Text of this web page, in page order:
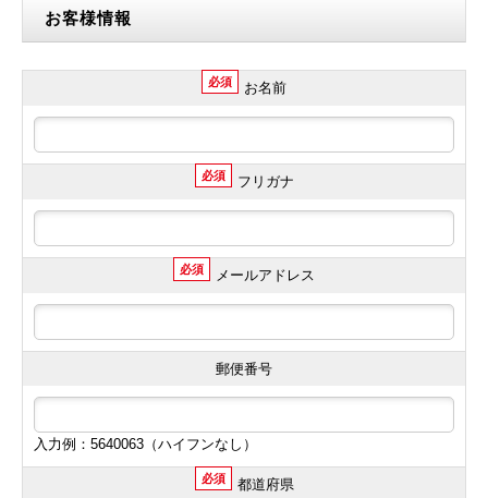
お客様情報
必須 お名前
必須 フリガナ
必須 メールアドレス
郵便番号
入力例：5640063（ハイフンなし）
必須 都道府県